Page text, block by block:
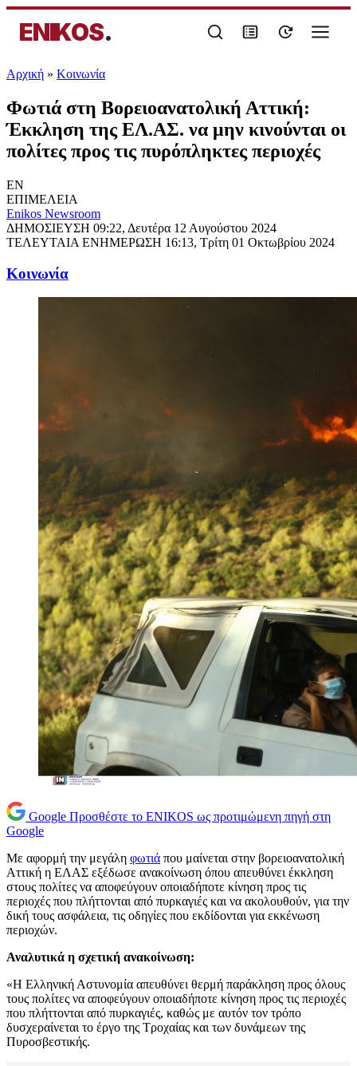
ENIKOS.
Αρχική » Κοινωνία
Φωτιά στη Βορειοανατολική Αττική:
Έκκληση της ΕΛ.ΑΣ. να μην κινούνται οι
πολίτες προς τις πυρόπληκτες περιοχές
EN
ΕΠΙΜΕΛΕΙΑ
Enikos Newsroom
ΔΗΜΟΣΙΕΥΣΗ 09:22, Δευτέρα 12 Αυγούστου 2024
ΤΕΛΕΥΤΑΙΑ ΕΝΗΜΕΡΩΣΗ 16:13, Τρίτη 01 Οκτωβρίου 2024
Κοινωνία
Google Προσθέστε το ENIKOS ως προτιμώμενη πηγή στη
Google
Με αφορμή την μεγάλη φωτιά που μαίνεται στην βορειοανατολική
Αττική η ΕΛΑΣ εξέδωσε ανακοίνωση όπου απευθύνει έκκληση
στους πολίτες να αποφεύγουν οποιαδήποτε κίνηση προς τις
περιοχές που πλήττονται από πυρκαγιές και να ακολουθούν, για την
δική τους ασφάλεια, τις οδηγίες που εκδίδονται για εκκένωση
περιοχών.
Αναλυτικά η σχετική ανακοίνωση:
«Η Ελληνική Αστυνομία απευθύνει θερμή παράκληση προς όλους
τους πολίτες να αποφεύγουν οποιαδήποτε κίνηση προς τις περιοχές
που πλήττονται από πυρκαγιές, καθώς με αυτόν τον τρόπο
δυσχεραίνεται το έργο της Τροχαίας και των δυνάμεων της
Πυροσβεστικής.